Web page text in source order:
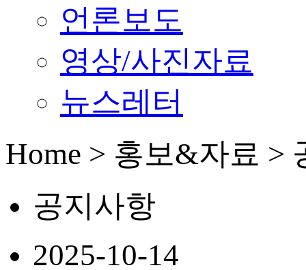
언론보도
영상/사진자료
뉴스레터
Home > 홍보&자료 >
공지사항
2025-10-14